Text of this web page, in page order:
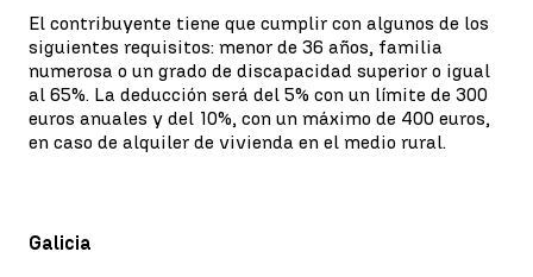
El contribuyente tiene que cumplir con algunos de los
siguientes requisitos: menor de 36 años, familia
numerosa o un grado de discapacidad superior o igual
al 65%. La deducción será del 5% con un límite de 300
euros anuales y del 10%, con un máximo de 400 euros,
en caso de alquiler de vivienda en el medio rural.
Galicia